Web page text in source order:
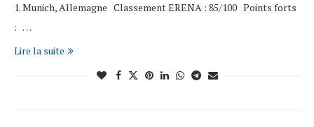
1. Munich, Allemagne Classement ERENA : 85/100 Points forts
: …
Lire la suite